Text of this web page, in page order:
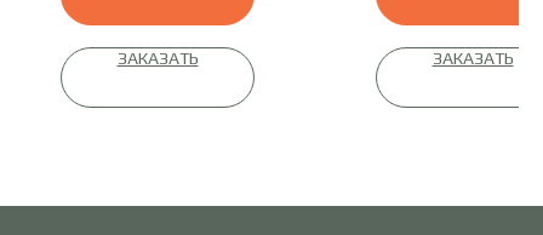
ЗАКАЗАТЬ ЗАКАЗАТЬ